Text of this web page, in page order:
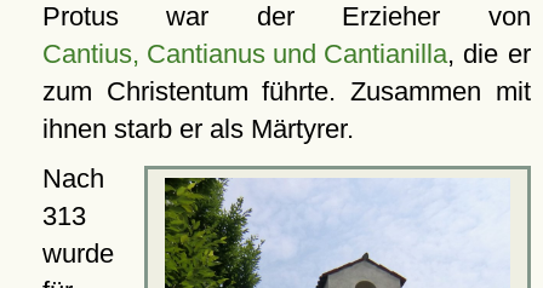
Protus war der Erzieher von
Cantius, Cantianus und Cantianilla, die er
zum Christentum führte. Zusammen mit
ihnen starb er als Märtyrer.
Nach
313
wurde